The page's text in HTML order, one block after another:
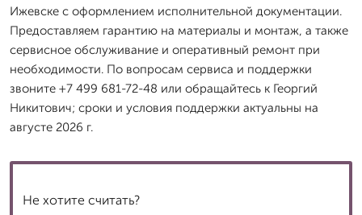
Ижевске с оформлением исполнительной документации.
Предоставляем гарантию на материалы и монтаж, а также
сервисное обслуживание и оперативный ремонт при
необходимости. По вопросам сервиса и поддержки
звоните +7 499 681-72-48 или обращайтесь к Георгий
Никитович; сроки и условия поддержки актуальны на
августе 2026 г.
Не хотите считать?